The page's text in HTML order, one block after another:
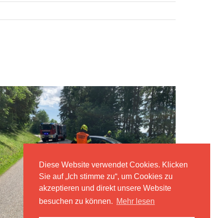
Diese Website verwendet Cookies. Klicken
Sie auf „Ich stimme zu“, um Cookies zu
akzeptieren und direkt unsere Website
besuchen zu können. Mehr lesen